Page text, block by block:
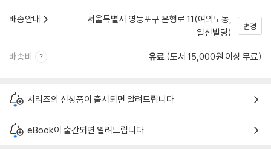
배송안내
서울특별시 영등포구 은행로 11(여의도동,
일신빌딩)
변경
배송비 유료 (도서 15,000원 이상 무료)
시리즈의 신상품이 출시되면 알려드립니다.
eBook이 출간되면 알려드립니다.